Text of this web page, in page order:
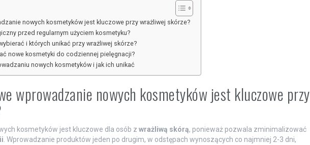
nowych kosmetyków jest kluczowe przy wrażliwej skórze?
przed regularnym użyciem kosmetyku?
i których unikać przy wrażliwej skórze?
nowe kosmetyki do codziennej pielęgnacji?
nowych kosmetyków i jak ich unikać
wprowadzanie nowych kosmetyków jest kluczowe przy
kosmetyków jest kluczowe dla osób z wrażliwą skórą, ponieważ pozwala zminimalizować
. Wprowadzanie produktów jeden po drugim, w odstępach wynoszących co najmniej 2-3 dni,